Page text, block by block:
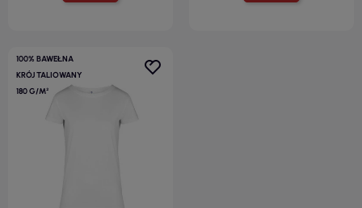
100% BAWEŁNA
KRÓJ TALIOWANY
180 G/M²